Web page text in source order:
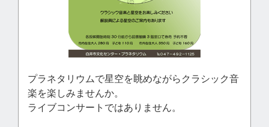
プラネタリウムで星空を眺めながらクラシック音
楽を楽しみませんか。
ライブコンサートではありません。